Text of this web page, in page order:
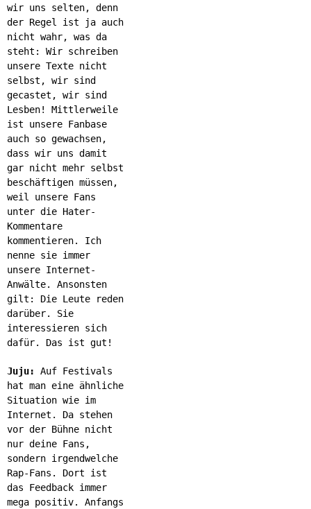
wir uns selten, denn
der Regel ist ja auch
nicht wahr, was da
steht: Wir schreiben
unsere Texte nicht
selbst, wir sind
gecastet, wir sind
Lesben! Mittlerweile
ist unsere Fanbase
auch so gewachsen,
dass wir uns damit
gar nicht mehr selbst
beschäftigen müssen,
weil unsere Fans
unter die Hater-
Kommentare
kommentieren. Ich
nenne sie immer
unsere Internet-
Anwälte. Ansonsten
gilt: Die Leute reden
darüber. Sie
interessieren sich
dafür. Das ist gut!
Juju:
Auf Festivals
hat man eine ähnliche
Situation wie im
Internet. Da stehen
vor der Bühne nicht
nur deine Fans,
sondern irgendwelche
Rap-Fans. Dort ist
das Feedback immer
mega positiv. Anfangs